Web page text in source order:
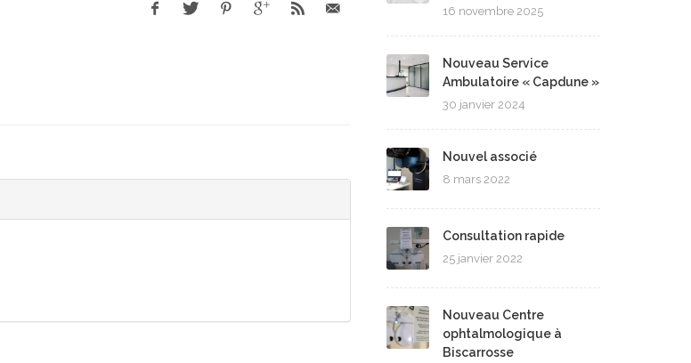
16 novembre 2025
Nouveau Service
Ambulatoire « Capdune »
30 janvier 2024
Nouvel associé
8 mars 2022
Consultation rapide
25 janvier 2022
Nouveau Centre
ophtalmologique à
Biscarrosse